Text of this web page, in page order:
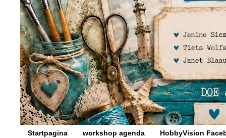
Startpagina workshop agenda HobbyVision